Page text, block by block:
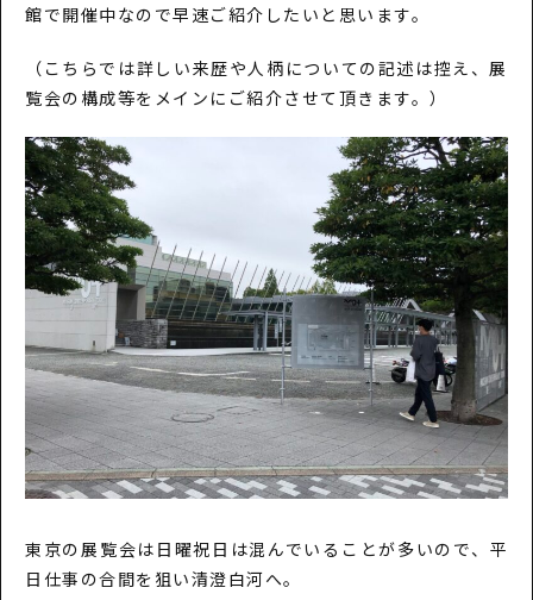
館で開催中なので早速ご紹介したいと思います。
（こちらでは詳しい来歴や人柄についての記述は控え、展
覧会の構成等をメインにご紹介させて頂きます。）
東京の展覧会は日曜祝日は混んでいることが多いので、平
日仕事の合間を狙い清澄白河へ。